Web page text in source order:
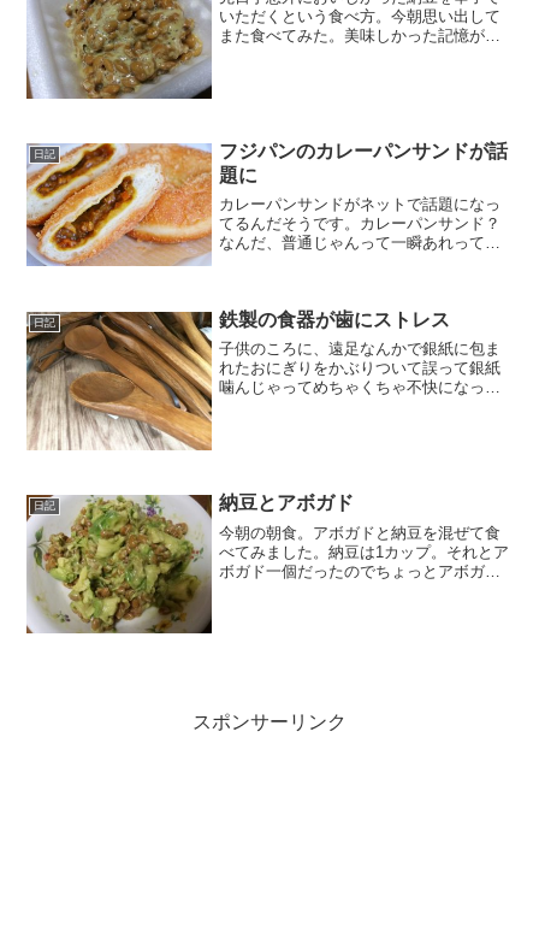
いただくという食べ方。今朝思い出して
また食べてみた。美味しかった記憶が強
日記
フジパンのカレーパンサンドが話
題に
カレーパンサンドがネットで話題になっ
てるんだそうです。カレーパンサンド？
なんだ、普通じゃんって一瞬あれって思
なんだそうです。これって...
日記 鉄製の食器が歯にストレス
子供のころに、遠足なんかで銀紙に包ま
れたおにぎりをかぶりついて誤って銀紙
噛んじゃってめちゃくちゃ不快になった
日記 納豆とアボガド
今朝の朝食。アボガドと納豆を混ぜて食
べてみました。納豆は1カップ。それとア
ボガド一個だったのでちょっとアボガド
スポンサーリンク